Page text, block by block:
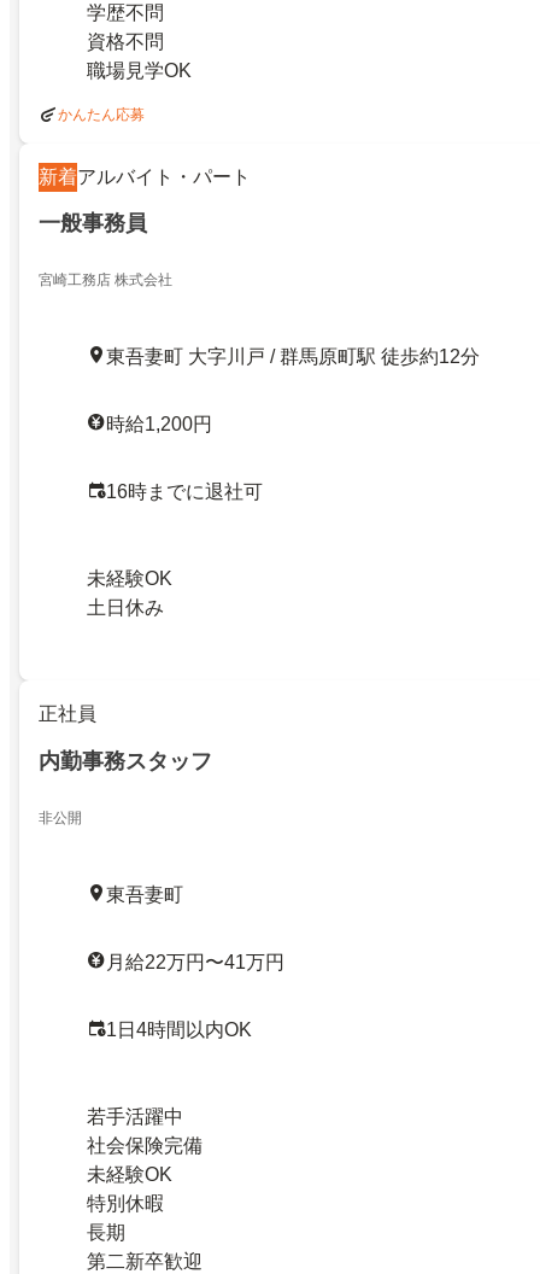
学歴不問
資格不問
職場見学OK
かんたん応募
新着アルバイト・パート
一般事務員
宮崎工務店 株式会社
東吾妻町 大字川戸 / 群馬原町駅 徒歩約12分
時給1,200円
16時までに退社可
未経験OK
土日休み
正社員
内勤事務スタッフ
非公開
東吾妻町
月給22万円〜41万円
1日4時間以内OK
若手活躍中
社会保険完備
未経験OK
特別休暇
長期
第二新卒歓迎